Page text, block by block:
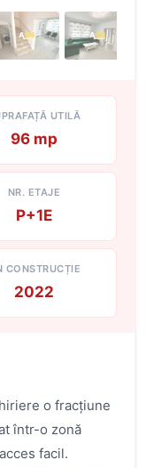
UTILĂ
96 mp
NR. ETAJE
P+1E
CONSTRUCȚIE
2022
o fracțiune
într-o zonă
facil.